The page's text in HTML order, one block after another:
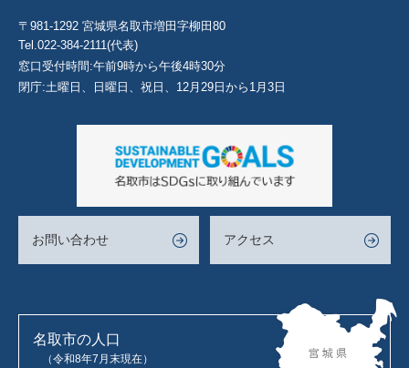
〒981-1292 宮城県名取市増田字柳田80
Tel.022-384-2111(代表)
窓口受付時間:午前9時から午後4時30分
閉庁:土曜日、日曜日、祝日、12月29日から1月3日
お問い合わせ アクセス
名取市の人口
（令和8年7月末現在）